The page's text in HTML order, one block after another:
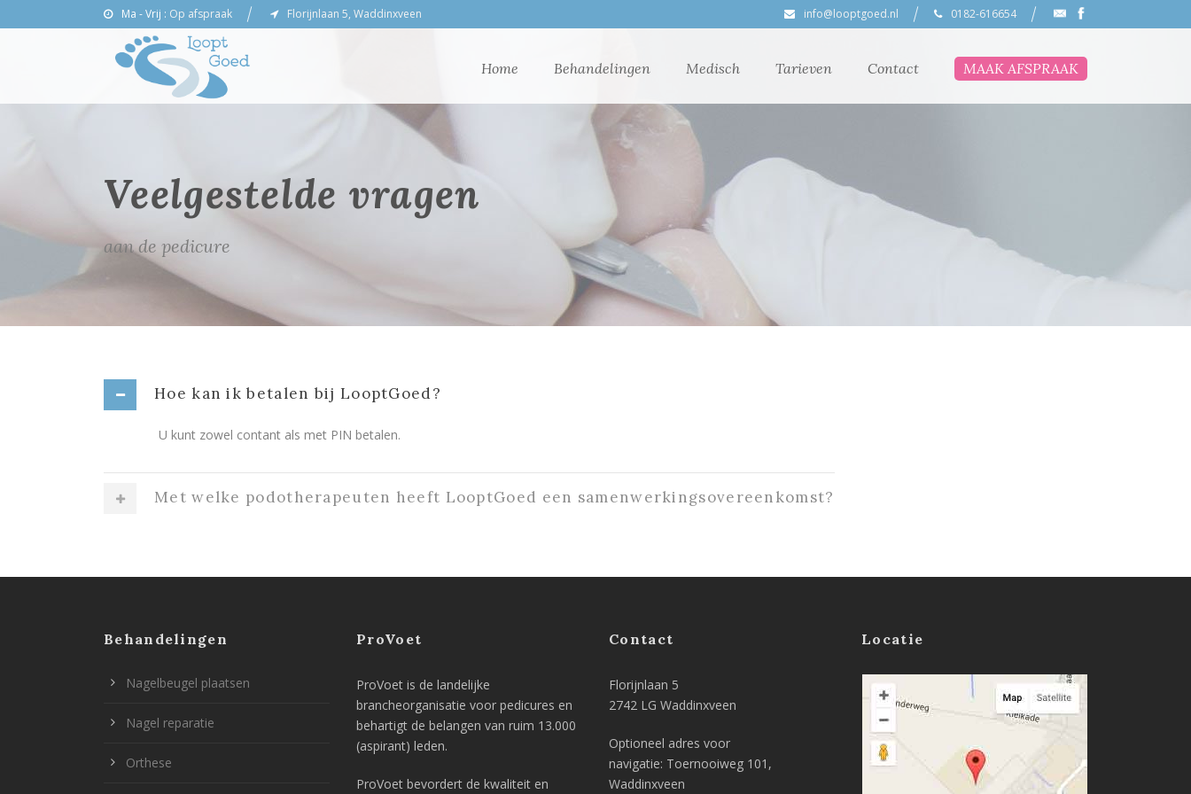
Ma - Vrij : Op afspraak Florijnlaan 5, Waddinxveen info@looptgoed.nl 0182-616654
Home Behandelingen Medisch Tarieven Contact MAAK AFSPRAAK
Veelgestelde vragen
aan de pedicure
Hoe kan ik betalen bij LooptGoed?
U kunt zowel contant als met PIN betalen.
Met welke podotherapeuten heeft LooptGoed een samenwerkingsovereenkomst?
Behandelingen
Nagelbeugel plaatsen
Nagel reparatie
Orthese
ProVoet
ProVoet is de landelijke
brancheorganisatie voor pedicures en
behartigt de belangen van ruim 13.000
(aspirant) leden.
ProVoet bevordert de kwaliteit en
Contact
Florijnlaan 5
2742 LG Waddinxveen
Optioneel adres voor
navigatie: Toernooiweg 101,
Waddinxveen
Locatie